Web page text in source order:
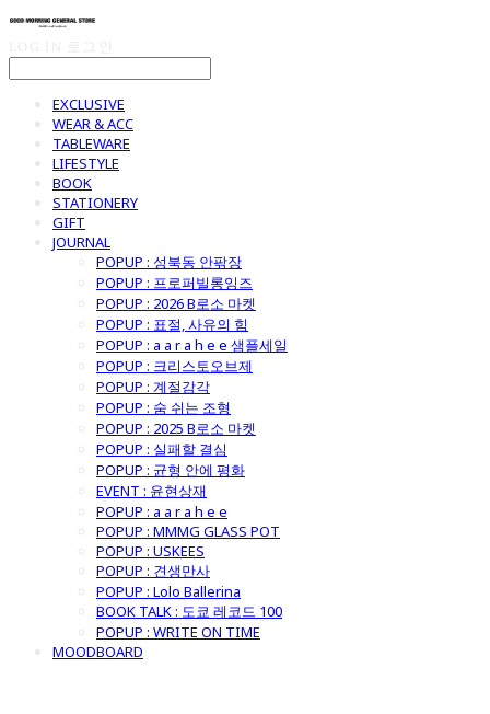
EXCLUSIVE
WEAR & ACC
TABLEWARE
LIFESTYLE
BOOK
STATIONERY
GIFT
JOURNAL
POPUP : 성북동 안팎장
POPUP : 프로퍼빌롱잉즈
POPUP : 2026 B로소 마켓
POPUP : 표절, 사유의 힘
POPUP : a a r a h e e 샘플세일
POPUP : 크리스토오브제
POPUP : 계절감각
POPUP : 숨 쉬는 조형
POPUP : 2025 B로소 마켓
POPUP : 실패할 결심
POPUP : 균형 안에 평화
EVENT : 윤현상재
POPUP : a a r a h e e
POPUP : MMMG GLASS POT
POPUP : USKEES
POPUP : 견생만사
POPUP : Lolo Ballerina
BOOK TALK : 도쿄 레코드 100
POPUP : WRITE ON TIME
MOODBOARD